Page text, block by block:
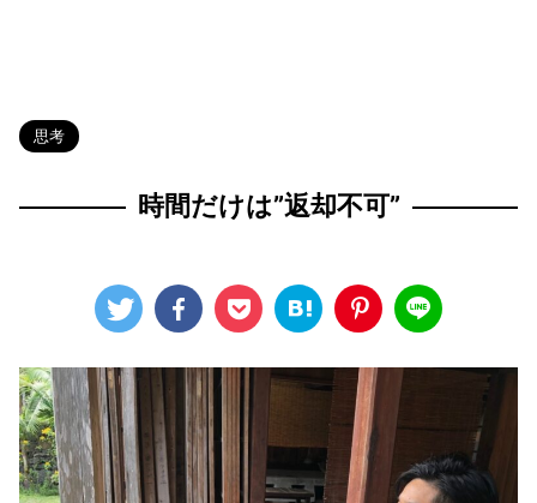
思考
時間だけは”返却不可”